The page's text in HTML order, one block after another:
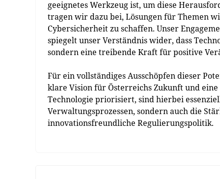
geeignetes Werkzeug ist, um diese
tragen wir dazu bei, Lösungen für Themen
Cybersicherheit zu schaffen. Unser
spiegelt unser Verständnis wider, dass
sondern eine treibende Kraft für positive
Für ein vollständiges Ausschöpfen dieser
klare Vision für Österreichs Zukunft und
Technologie priorisiert, sind hierbei
Verwaltungsprozessen, sondern auch die
innovationsfreundliche Regulierungspolitik.